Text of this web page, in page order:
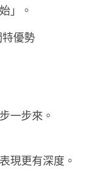
」。
優勢
一步來。
現更有深度。